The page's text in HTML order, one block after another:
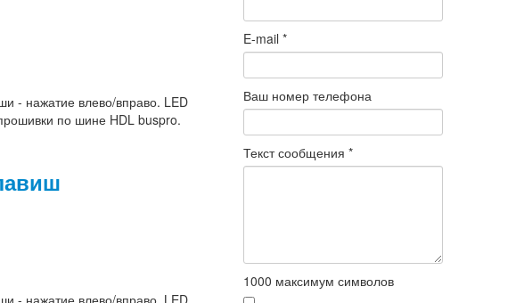
- нажатие влево/вправо. LED
по шине HDL buspro.
E-mail*
Ваш номер телефона
Текст сообщения*
1000 максимум символов